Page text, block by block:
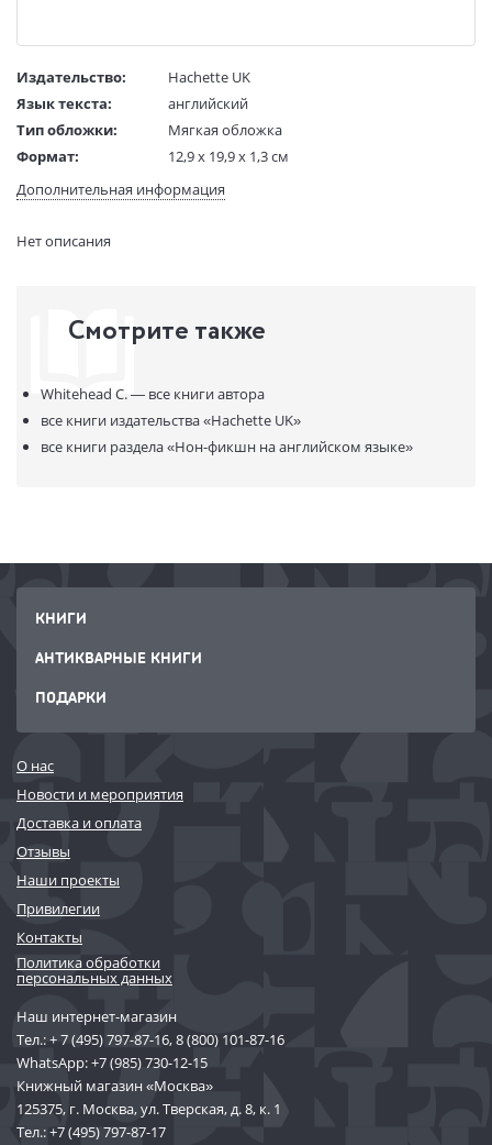
Издательство:
Hachette UK
Язык текста:
английский
Тип обложки:
Мягкая обложка
Формат:
12,9 x 19,9 x 1,3 см
Размеры в мм
(ДхШхВ):
199x129x13
Страниц:
9780708898765
Дополнительная информация
Нет описания
Смотрите также
Whitehead C. — все книги автора
все книги издательства«Hachette UK»
все книги раздела«Нон-фикшн на английском языке»
КНИГИ
АНТИКВАРНЫЕ КНИГИ
ПОДАРКИ
О нас
Новости и мероприятия
Доставка и оплата
Отзывы
Наши проекты
Привилегии
Контакты
Политика обработки
персональных данных
Наш интернет-магазин
Тел.:+ 7 (495) 797-87-16,8 (800) 101-87-16
WhatsApp:+7 (985) 730-12-15
Книжный магазин «Москва»
125375, г. Москва, ул. Тверская, д. 8, к. 1
Тел.:+7 (495) 797-87-17